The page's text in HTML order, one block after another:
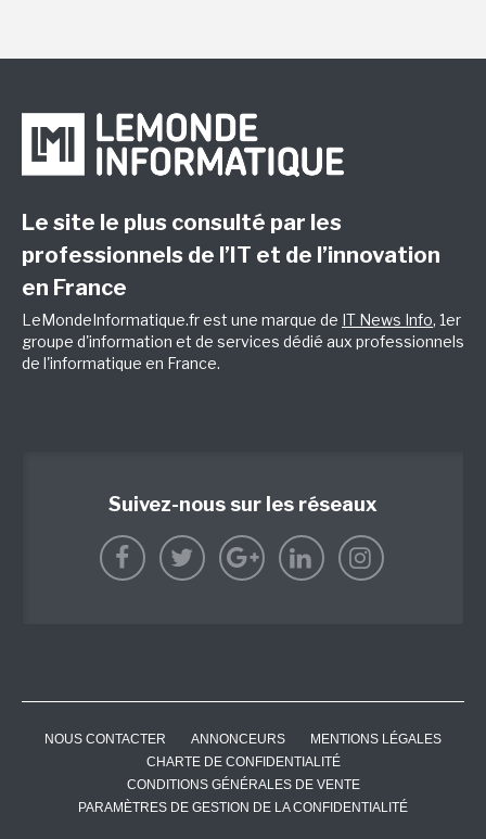
Le site le plus consulté par les
professionnels de l’IT et de l’innovation
en France
LeMondeInformatique.fr est une marque de IT News Info, 1er
groupe d'information et de services dédié aux professionnels
de l'informatique en France.
Suivez-nous sur les réseaux
NOUS CONTACTER ANNONCEURS
MENTIONS LÉGALES
CHARTE DE CONFIDENTIALITÉ
CONDITIONS GÉNÉRALES DE VENTE
PARAMÈTRES DE GESTION DE LA CONFIDENTIALITÉ